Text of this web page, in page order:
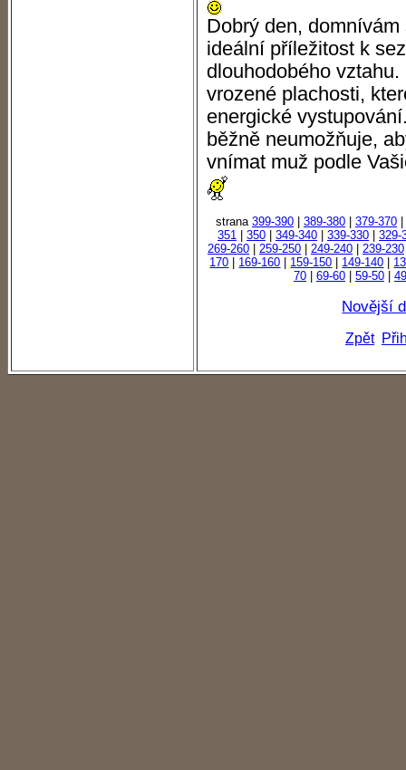
Dobrý den,
ideální příležitost k
dlouhodobého
vrozené plachosti,
energické
běžně neumožňuje,
vnímat muž podle
strana 399-390 389-380 379-370
351
350 349-340 339-330
329-
269-260
259-250 249-240 239-230
170
169-160 159-150 149-140
70
69-60 59-50
Novější
Zpět